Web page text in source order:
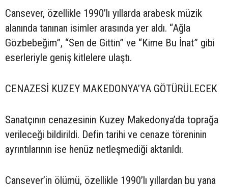
Cansever, özellikle 1990’lı yıllarda arabesk müzik
alanında tanınan isimler arasında yer aldı. “Ağla
Gözbebeğim”, “Sen de Gittin” ve “Kime Bu İnat” gibi
eserleriyle geniş kitlelere ulaştı.
CENAZESİ KUZEY MAKEDONYA’YA GÖTÜRÜLECEK
Sanatçının cenazesinin Kuzey Makedonya’da toprağa
verileceği bildirildi. Defin tarihi ve cenaze töreninin
ayrıntılarının ise henüz netleşmediği aktarıldı.
Cansever’in ölümü, özellikle 1990’lı yıllardan bu yana